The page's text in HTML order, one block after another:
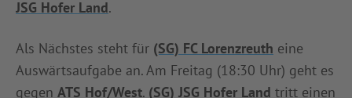
JSG Hofer Land.
Als Nächstes steht für (SG) FC Lorenzreuth eine
Auswärtsaufgabe an. Am Freitag (18:30 Uhr) geht es
gegen ATS Hof/West. (SG) JSG Hofer Land tritt einen